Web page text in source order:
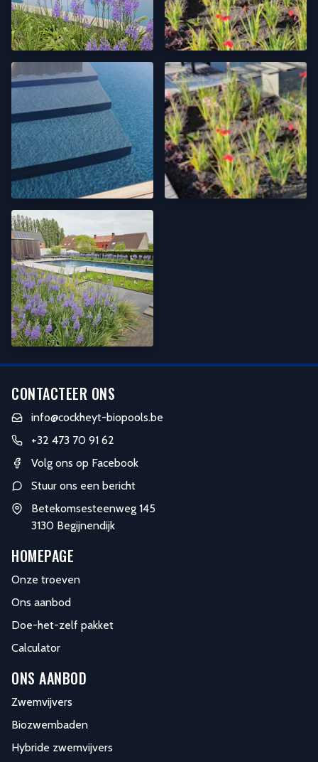
CONTACTEER ONS
info@cockheyt-biopools.be
+32 473 70 91 62
Volg ons op Facebook
Stuur ons een bericht
Betekomsesteenweg 145
3130 Begijnendijk
HOMEPAGE
Onze troeven
Ons aanbod
Doe-het-zelf pakket
Calculator
ONS AANBOD
Zwemvijvers
Biozwembaden
Hybride zwemvijvers